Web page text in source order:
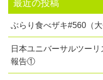
最近の投稿
ぶらり食べザキ#560（
日本ユニバーサルツー
報告①